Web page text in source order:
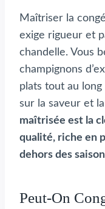
Maîtriser la
exige rigueur et
chandelle. Vous
champignons
plats tout au long
sur la saveur et
maîtrisée est la
qualité, riche en
dehors des
Peut-On